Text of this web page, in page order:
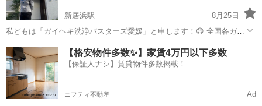
新居浜駅
8月25日
私どもは「ガイヘキ洗浄バスターズ愛媛」と申します！😊 全国各ガイ
ヘキ洗浄バスターズの愛媛1号店！ ✅無料診断・無料見積🏠 「外壁1面
約¥40.000前後〜」「塗装の約1/10価格を目指して！」 お家を建て
て、約5年くら...
愛媛 新居浜市 新居浜駅 その他 外壁
【格安物件多数✨】家賃4万円以下多数
【保証人ナシ】賃貸物件多数掲載！
ニフティ不動産 Ad